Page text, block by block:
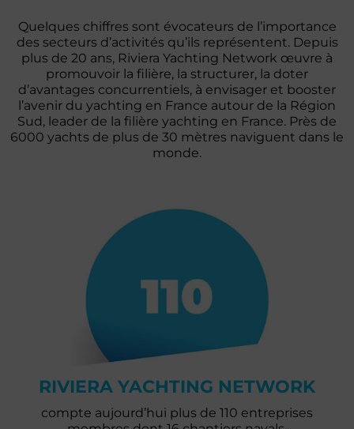
Quelques chiffres sont évocateurs de l’importance
des secteurs d’activités qu’ils représentent. Depuis
plus de 20 ans, Riviera Yachting Network œuvre à
promouvoir la filière, la structurer, la doter
d’avantages concurrentiels, à envisager et booster
l’avenir du yachting en France autour de la Région
Sud, leader de la filière yachting en France. Près de
6000 yachts de plus de 30 mètres naviguent dans le
monde.
RIVIERA YACHTING NETWORK
compte aujourd’hui plus de 110 entreprises